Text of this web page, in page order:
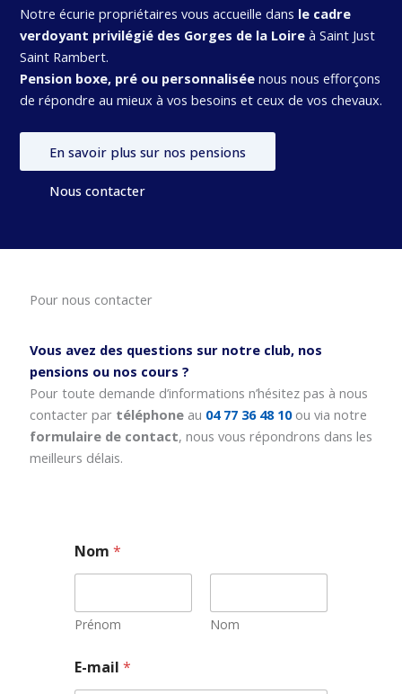
Notre écurie propriétaires vous accueille dans le cadre
verdoyant privilégié des Gorges de la Loireà Saint Just
Saint Rambert.
Pension boxe, pré ou personnaliséenous nous efforçons
de répondre au mieux à vos besoins et ceux de vos chevaux.
En savoir plus sur nos pensions
Nous contacter
Pour nous contacter
Vous avez des questions sur notre club, nos
pensions ou nos cours ?
Pour toute demande d’informations n’hésitez pas à nous
contacter par téléphoneau 04 77 36 48 10 ou via notre
formulaire de contact, nous vous répondrons dans les
meilleurs délais.
Nom*
Prénom Nom
o
m
E-mail*